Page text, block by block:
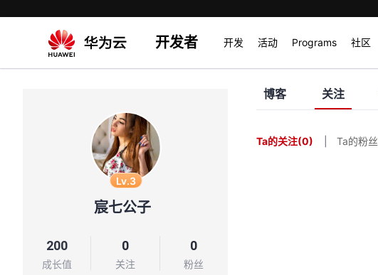
开发者 开发 活动 Programs 社区
Lv.3
宸七公子
200
成长值
0
关注
0
粉丝
博客 关注
Ta的关注(0) Ta的粉丝